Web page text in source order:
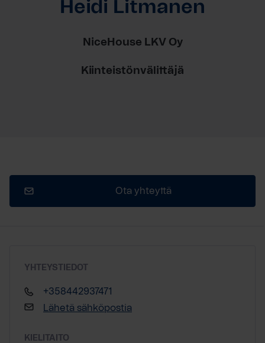
Heidi Litmanen
NiceHouse LKV Oy
Kiinteistönvälittäjä
Ota yhteyttä
YHTEYSTIEDOT
+358442937471
Lähetä sähköpostia
KIELITAITO